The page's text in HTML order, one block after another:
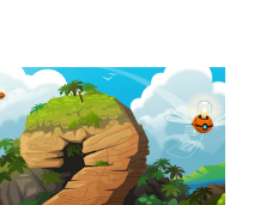
$ sudo apt install